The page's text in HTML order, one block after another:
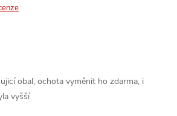
obal, ochota vyměnit ho zdarma, i
vyšší